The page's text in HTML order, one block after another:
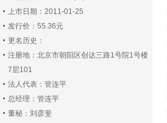
上市日期：2011-01-25
发行价：55.36元
更名历史：
注册地：北京市朝阳区创达三路1号院1号楼
7层101
法人代表：管连平
总经理：管连平
董秘：刘彦斐